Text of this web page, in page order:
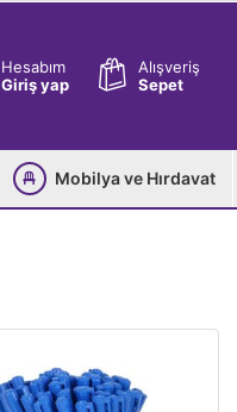
Hesabım
Giriş yap
Alışveriş
Sepet
Mobilya ve Hırdavat